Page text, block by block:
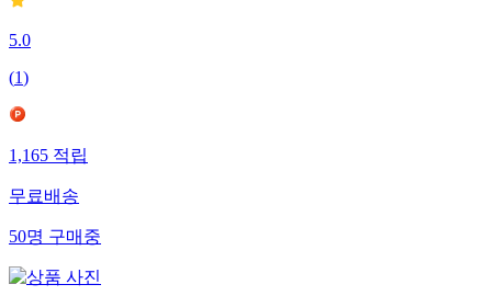
5.0
(1)
1,165 적립
무료배송
50명 구매중